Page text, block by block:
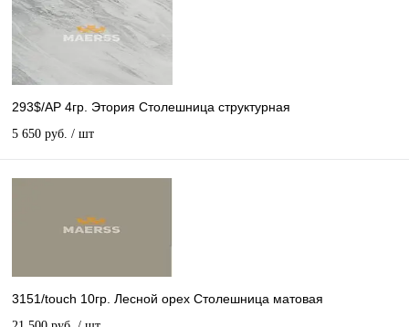
293$/АР 4гр. Этория Столешница структурная
5 650 руб. / шт
3151/touch 10гр. Лесной орех Столешница матовая